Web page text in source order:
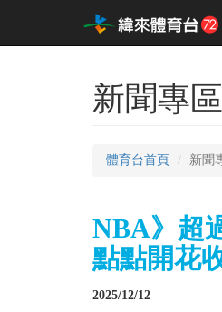
新聞專區
體育台首頁 新聞
NBA》超
點點開花
2025/12/12